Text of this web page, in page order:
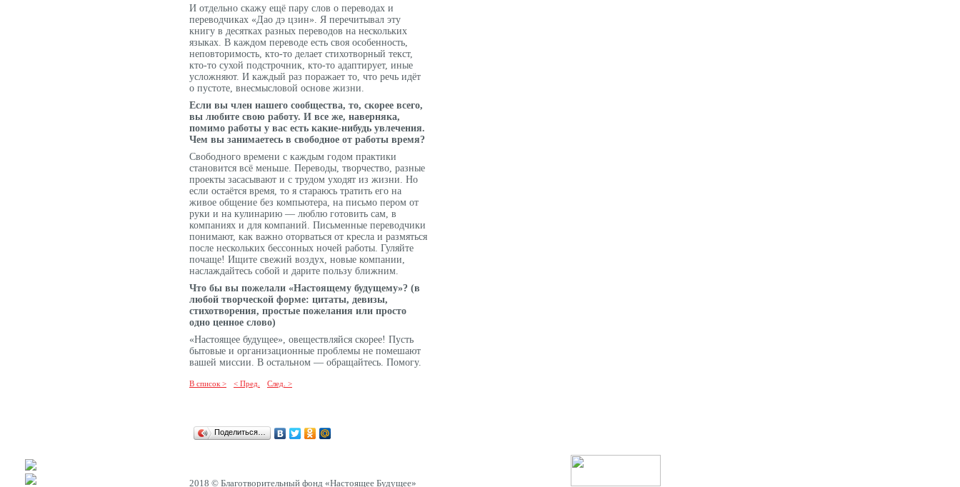
И отдельно скажу ещё пару слов о переводах и
переводчиках «Дао дэ цзин». Я перечитывал эту
книгу в десятках разных переводов на нескольких
языках. В каждом переводе есть своя особенность,
неповторимость, кто-то делает стихотворный текст,
кто-то сухой подстрочник, кто-то адаптирует, иные
усложняют. И каждый раз поражает то, что речь идёт
о пустоте, внесмысловой основе жизни.
Если вы член нашего сообщества, то, скорее всего,
вы любите свою работу. И все же, наверняка,
помимо работы у вас есть какие-нибудь увлечения.
Чем вы занимаетесь в свободное от работы время?
Свободного времени с каждым годом практики
становится всё меньше. Переводы, творчество, разные
проекты засасывают и с трудом уходят из жизни. Но
если остаётся время, то я стараюсь тратить его на
живое общение без компьютера, на письмо пером от
руки и на кулинарию — люблю готовить сам, в
компаниях и для компаний. Письменные переводчики
понимают, как важно оторваться от кресла и размяться
после нескольких бессонных ночей работы. Гуляйте
почаще! Ищите свежий воздух, новые компании,
наслаждайтесь собой и дарите пользу ближним.
Что бы вы пожелали «Настоящему будущему»? (в
любой творческой форме: цитаты, девизы,
стихотворения, простые пожелания или просто
одно ценное слово)
«Настоящее будущее», овеществляйся скорее! Пусть
бытовые и организационные проблемы не помешают
вашей миссии. В остальном — обращайтесь. Помогу.
В список > < Пред. След. >
Поделиться…
2018 © Благотворительный фонд «Настоящее Будущее»